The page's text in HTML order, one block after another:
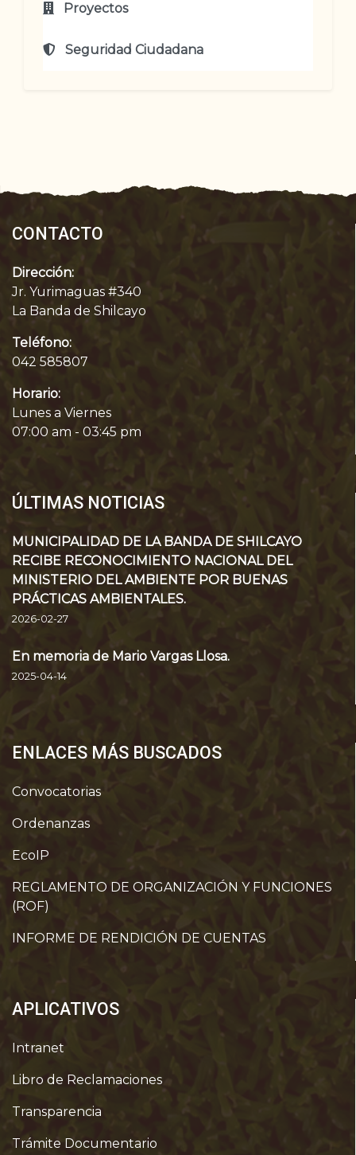
Proyectos
Seguridad Ciudadana
CONTACTO
Dirección:
Jr. Yurimaguas #340
La Banda de Shilcayo
Teléfono:
042 585807
Horario:
Lunes a Viernes
07:00 am - 03:45 pm
ÚLTIMAS NOTICIAS
MUNICIPALIDAD DE LA BANDA DE SHILCAYO
RECIBE RECONOCIMIENTO NACIONAL DEL
MINISTERIO DEL AMBIENTE POR BUENAS
PRÁCTICAS AMBIENTALES.
2026-02-27
En memoria de Mario Vargas Llosa.
2025-04-14
ENLACES MÁS BUSCADOS
Convocatorias
Ordenanzas
EcoIP
REGLAMENTO DE ORGANIZACIÓN Y FUNCIONES
(ROF)
INFORME DE RENDICIÓN DE CUENTAS
APLICATIVOS
Intranet
Libro de Reclamaciones
Transparencia
Trámite Documentario